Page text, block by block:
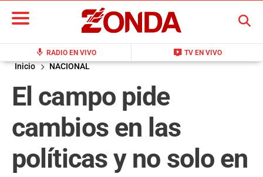
mic RADIO EN VIVO live_tv TV EN VIVO
BUSCAR
Inicio NACIONAL
El campo pide
cambios en las
políticas y no solo en